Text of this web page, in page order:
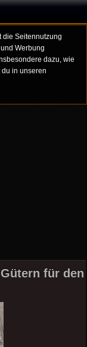
die Seitennutzung
Werbung
dazu, wie
in unseren
für den